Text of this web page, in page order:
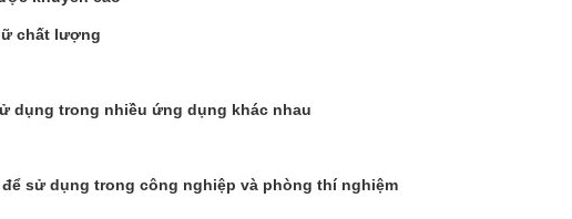
chất lượng
dụng trong nhiều ứng dụng khác nhau
sử dụng trong công nghiệp và phòng thí nghiệm